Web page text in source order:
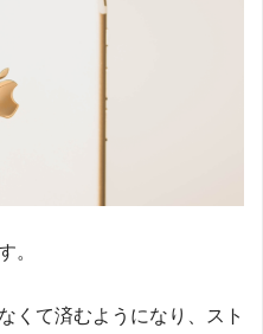
。
くて済むようになり、スト